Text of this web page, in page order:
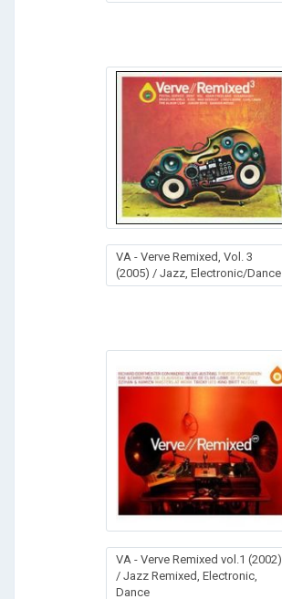
VA - Verve Remixed, Vol. 3
(2005) / Jazz, Electronic/Dance
VA - Verve Remixed vol.1 (2002)
/ Jazz Remixed, Electronic,
Dance